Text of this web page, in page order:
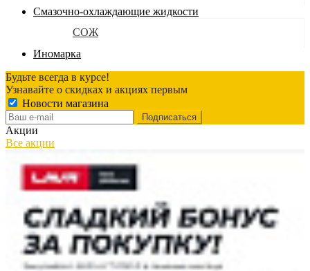
Смазочно-охлаждающие жидкости
СОЖ
Иномарка
Будьте всегда в курсе!
Узнавайте о скидках и акциях первым
Новости магазина
Акции
Все акции